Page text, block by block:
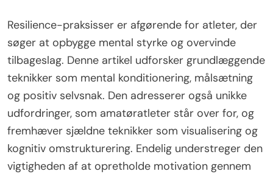
Resilience-praksisser er afgørende for atleter, der
søger at opbygge mental styrke og overvinde
tilbageslag. Denne artikel udforsker grundlæggende
teknikker som mental konditionering, målsætning
og positiv selvsnak. Den adresserer også unikke
udfordringer, som amatøratleter står over for, og
fremhæver sjældne teknikker som visualisering og
kognitiv omstrukturering. Endelig understreger den
vigtigheden af at opretholde motivation gennem